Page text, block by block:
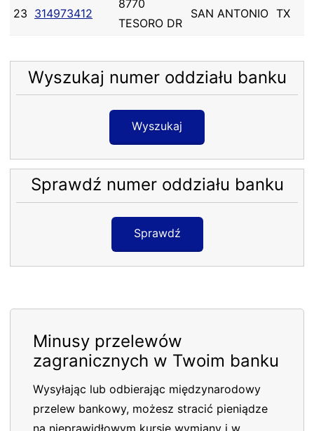
23 314973412
8770
TESORO DR
SAN ANTONIO TX
Wyszukaj numer oddziału banku
Wyszukaj
Sprawdź numer oddziału banku
Sprawdź
Minusy przelewów
zagranicznych w Twoim banku
Wysyłając lub odbierając międzynarodowy
przelew bankowy, możesz stracić pieniądze